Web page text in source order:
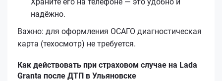
надёжно.
Важно: для оформления ОСАГО диагностическая
карта (техосмотр) не требуется.
Как действовать при страховом случае на Lada
Granta после ДТП в Ульяновске